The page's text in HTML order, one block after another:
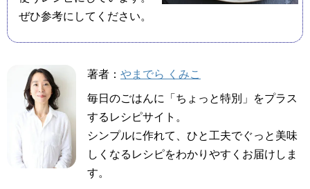
ぜひ参考にしてください。
著者： やまでら くみこ
毎日のごはんに「ちょっと特別」をプラス
するレシピサイト。
シンプルに作れて、ひと工夫でぐっと美味
しくなるレシピをわかりやすくお届けしま
す。